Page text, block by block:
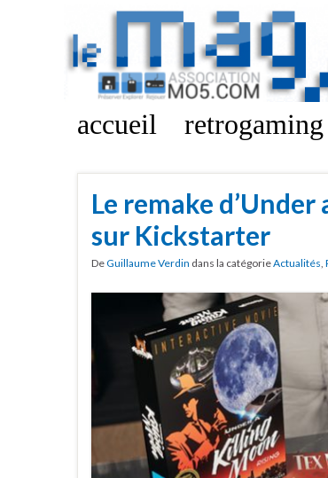
accueil retrogaming
Le remake
sur Kickstarter
DeGuillaume Verdin dans la catégorieActualités,